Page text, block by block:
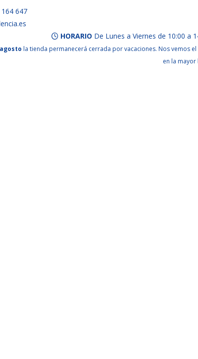
647
HORARIO De Lunes a Viernes de 10:00 a
la tienda permanecerá cerrada por vacaciones. Nos vemos
en la